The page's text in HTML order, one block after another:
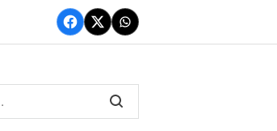
Facebook
TwitterWhatsApp